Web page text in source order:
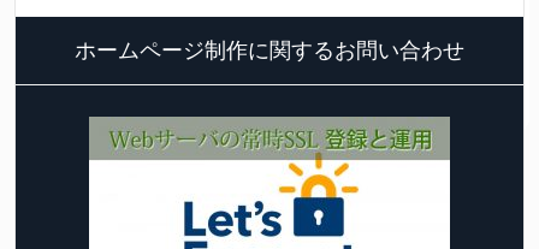
ホームページ制作に関するお問い合わせ